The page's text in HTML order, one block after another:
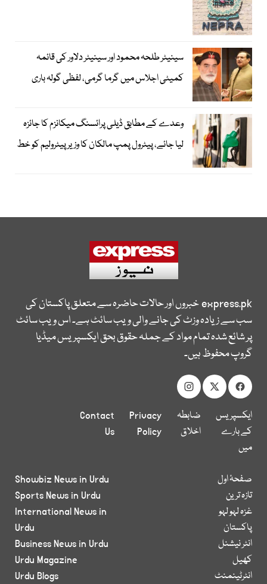
سینیٹر طلحہ محمود اور سینیٹر دلاور کی قائمہ
کمیٹی اجلاس میں گرما گرمی، لفظی گولہ باری
وعدے کے مطابق ڈیلی پرائسنگ میکانزم کا جائزہ
لیا جائے، پیٹرول پمپ مالکان کا وزیرپیٹرولیم کو خط
express.pkخبروں اور حالات حاضرہ سے متعلق پاکستان کی
سب سے زیادہ وزٹ کی جانے والی ویب سائٹ ہے۔ اس ویب سائٹ
پر شائع شدہ تمام مواد کے جملہ حقوق بحق ایکسپریس میڈیا
گروپ محفوظ ہیں۔
ایکسپریس
کے بارے
میں
ضابطہ
اخلاق
Privacy
Policy
Contact
Us
صفحۂ اول
تازہ ترین
غزہ لہو لہو
پاکستان
انٹر نیشنل
کھیل
انٹرٹینمنٹ
Showbiz News in Urdu
Sports News in Urdu
International News in
Urdu
Business News in Urdu
Urdu Magazine
Urdu Blogs